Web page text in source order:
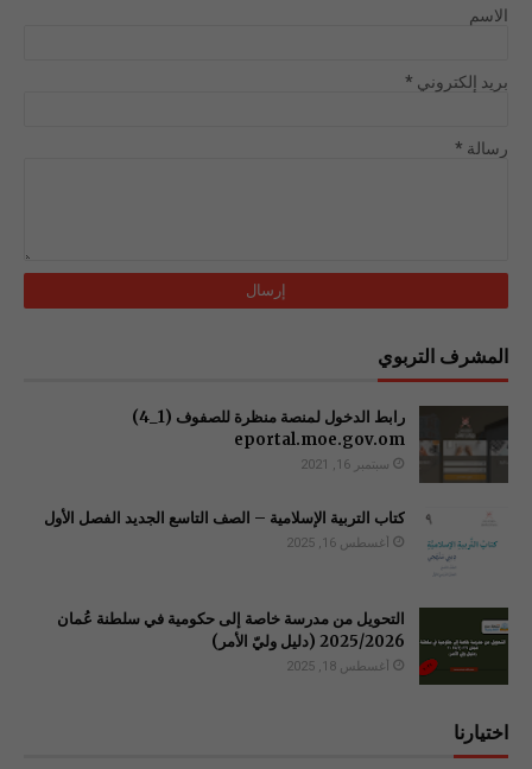
الاسم
بريد إلكتروني *
رسالة *
المشرف التربوي
رابط الدخول لمنصة منظرة للصفوف (1_4)
سبتمبر 16, 2021
كتاب التربية الإسلامية – الصف التاسع الجديد الفصل الأول
أغسطس 16, 2025
التحويل من مدرسة خاصة إلى حكومية في سلطنة عُمان
2025/2026 (دليل وليّ الأمر)
أغسطس 18, 2025
اختيارنا